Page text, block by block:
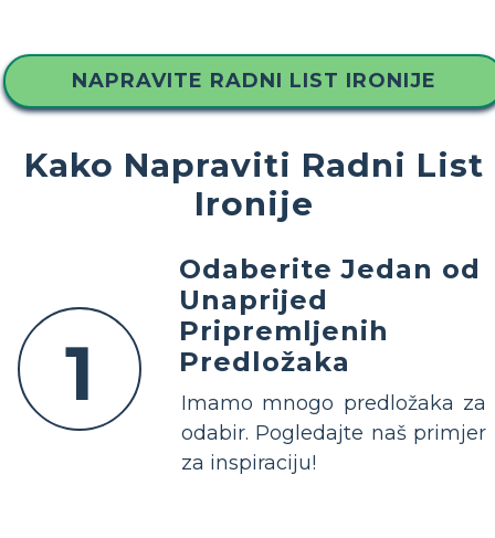
NAPRAVITE RADNI LIST IRONIJE
Kako Napraviti Radni List
Ironije
1
Odaberite Jedan od
Unaprijed
Pripremljenih
Predložaka
Imamo mnogo predložaka za
odabir. Pogledajte naš primjer
za inspiraciju!